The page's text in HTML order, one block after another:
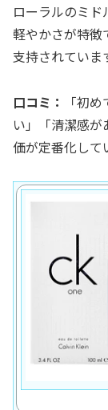
ローラルのミド
軽やかさが特徴
支持されていま
口コミ：
「初
い」「清潔感
価が定番化して